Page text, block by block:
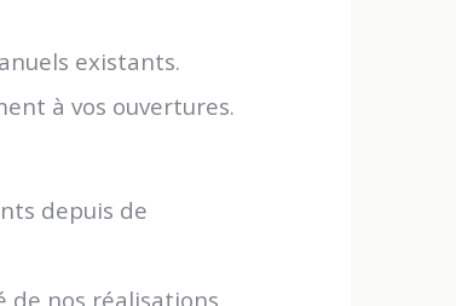
existants.
à vos ouvertures.
depuis de
de nos réalisations.